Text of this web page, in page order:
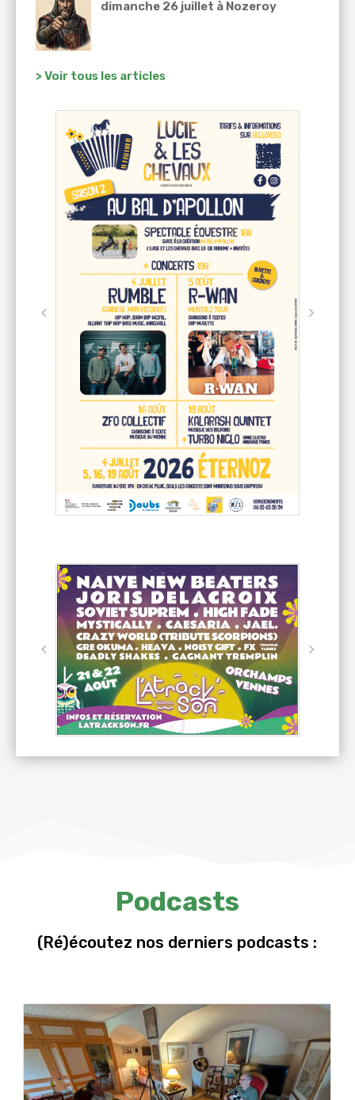
dimanche 26 juillet à Nozeroy
> Voir tous les articles
Podcasts
(Ré)écoutez nos derniers podcasts :